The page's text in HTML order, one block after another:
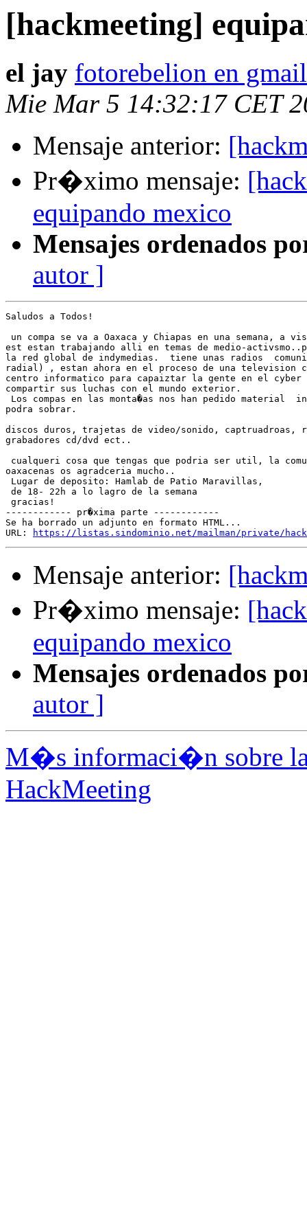
[hackmeeting]
el jay fotorebelion en
Mie Mar 5 14:32:17 CET
Mensaje anterior:
Pr�ximo mensaje:
equipando mexico
Mensajes ordenados
autor ]
Saludos a Todos!
un compa se va a Oaxaca y Chiapas en una semana, a
est estan trabajando alli en temas de medio-
la red global de indymedias.  tiene unas radios
radial) , estan ahora en el proceso de una television
centro informatico para capaiztar la gente en el cyber
compartir sus luchas con el mundo exterior.
Los compas en las monta�as nos han pedido material
podra sobrar.
discos duros, trajetas de video/sonido, captruadroas,
grabadores cd/dvd ect..
cualqueri cosa que tengas que podria ser util, la
oaxacenas os agradceria mucho..
Lugar de deposito: Hamlab de Patio Maravillas,
de 18- 22h a lo lagro de la semana
gracias!
------------ pr�xima parte ------------
Se ha borrado un adjunto en formato HTML...
URL:
https://listas.sindominio.net/mailman/private/
Mensaje anterior:
Pr�ximo mensaje:
equipando mexico
Mensajes ordenados
autor ]
M�s informaci�n sobre
HackMeeting